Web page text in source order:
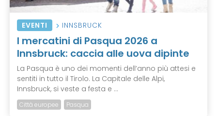
EVENTI INNSBRUCK
I mercatini di Pasqua 2026 a
Innsbruck: caccia alle uova dipinte
La Pasqua è uno dei momenti dell’anno più attesi e
sentiti in tutto il Tirolo. La Capitale delle Alpi,
Innsbruck, si veste a festa e ...
Città europee Pasqua